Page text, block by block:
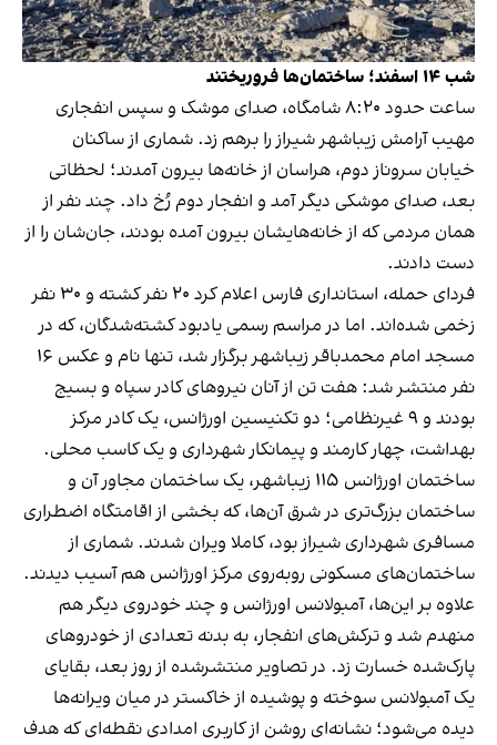
شب ۱۴ اسفند؛ ساختمان‌ها فروریختند
ساعت حدود ۸:۲۰ شامگاه، صدای موشک و سپس انفجاری
مهیب آرامش زیباشهر شیراز را برهم زد. شماری از ساکنان
خیابان سروناز دوم، هراسان از خانه‌ها بیرون آمدند؛ لحظاتی
بعد، صدای موشکی دیگر آمد و انفجار دوم رُخ داد. چند نفر از
همان مردمی که از خانه‌هایشان بیرون آمده بودند، جان‌شان را از
دست دادند.
فردای حمله، استانداری فارس اعلام کرد ۲۰ نفر کشته و ۳۰ نفر
زخمی شده‌اند. اما در مراسم رسمی یادبود کشته‌شدگان، که در
مسجد امام محمدباقر زیباشهر برگزار شد، تنها نام و عکس ۱۶
نفر منتشر شد: هفت تن از آنان نیروهایکادر سپاه و بسیج
بودند
و ۹ غیرنظامی؛ دو تکنیسین اورژانس، یک کادر مرکز
بهداشت، چهار کارمند و پیمانکار شهرداری و یک کاسب محلی.
ساختمان اورژانس ۱۱۵ زیباشهر، یک ساختمان مجاور آن و
ساختمان بزرگ‌تری در شرق آن‌ها، که بخشی از اقامتگاه اضطراری
مسافری شهرداری شیراز بود، کاملا ویران شدند. شماری از
ساختمان‌های مسکونی روبه‌روی مرکز اورژانس هم آسیب دیدند.
علاوه بر این‌ها، آمبولانس اورژانس و چند خودروی دیگر هم
منهدم شد و ترکش‌های انفجار، به بدنه تعدادی از خودروهای
پارک‌شده خسارت زد. در تصاویر منتشرشده از روز بعد، بقایای
یک آمبولانس سوخته و پوشیده از خاکستر در میان ویرانه‌ها
دیده می‌شود؛ نشانه‌ای روشن از کاربری امدادی نقطه‌ای که هدف